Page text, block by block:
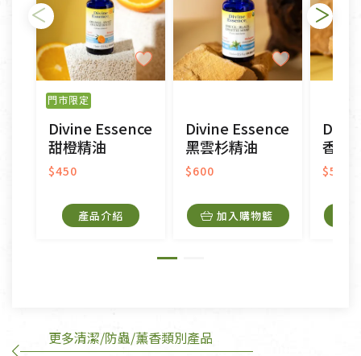
不適用七天鑑賞期商品：
以數位或電磁紀錄形式儲存之商品、易於變質或損壞
之商品、以及性質上無法或不適合退換之商品：如
CD、VCD、DVD、電腦軟體，若產品瑕疵無法讀取僅
接受原片換新。
衣飾鞋類-如T恤，如於送達後水洗或污損者。
美容保養用品、內衣褲、襪子、口罩等私人消耗性產
內衣褲、襪子、口罩個人衛生用品除商品本身有瑕疵
外,依據《通訊交易解除權合理例外情事適用準
訂購手抄稿退貨需知：
門市限定
Divine Essence
甜橙精油
$450
產品介紹
Divine Essence
黑雲杉精油
$600
加入購物籃
香脂
$500
更多清潔/防蟲/薰香類別產品